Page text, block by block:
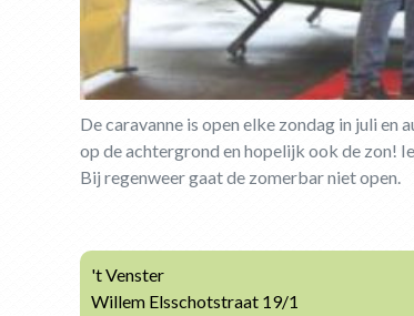
De caravanne is open elke zondag in juli
op de achtergrond en hopelijk ook de zon!
Bij regenweer gaat de zomerbar niet open.
't Venster
Willem Elsschotstraat 19/1